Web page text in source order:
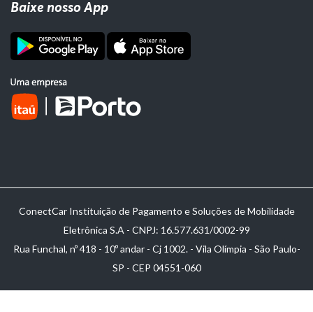
Baixe nosso App
ConectCar Instituição de Pagamento e Soluções de Mobilidade
Eletrônica S.A - CNPJ: 16.577.631/0002-99
Rua Funchal, nº 418 - 10º andar - Cj 1002. - Vila Olímpia - São Paulo-
SP - CEP 04551-060